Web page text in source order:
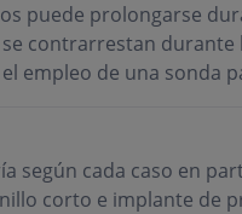
puede prolongarse
contrarrestan
empleo de una sonda
según cada caso en
corto e implante de